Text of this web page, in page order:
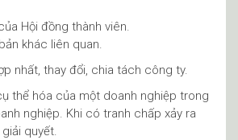
Hội đồng thành viên.
khác liên quan.
nhất, thay đổi, chia tách công ty.
thể hóa của một doanh nghiệp trong
nghiệp. Khi có tranh chấp xảy ra
quyết.